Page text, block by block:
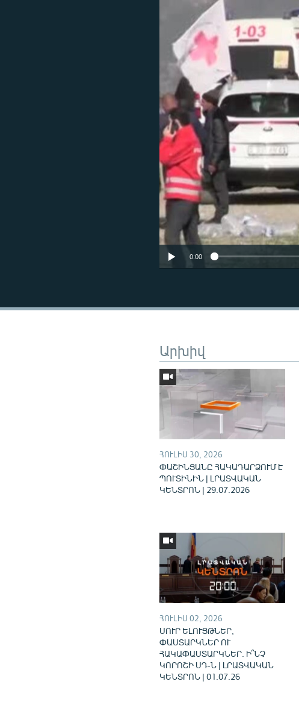
Auto
0:00
Արխիվ
ՀՈՒԼԻՍ 30, 2026
ՓԱՇԻՆՅԱՆԸ ՀԱԿԱԴԱՐՁՈՒՄ Է
ՊՈՒՏԻՆԻՆ | ԼՐԱՏՎԱԿԱՆ
ԿԵՆՏՐՈՆ | 29.07.2026
ՀՈՒԼԻՍ 02, 2026
ՍՈՒՐ ԵԼՈՒՅԹՆԵՐ,
ՓԱՍՏԱՐԿՆԵՐ ՈՒ
ՀԱԿԱՓԱՍՏԱՐԿՆԵՐ. Ի՞ՆՉ
ԿՈՐՈՇԻ ՍԴ-Ն | ԼՐԱՏՎԱԿԱՆ
ԿԵՆՏՐՈՆ | 01.07.26